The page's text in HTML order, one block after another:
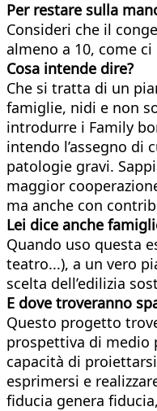
Per restare sulla
Consideri che il
almeno a 10, come
Cosa intende dire?
Che si tratta di un
famiglie, nidi e non
introdurre i Family
intendo l’assegno di
patologie gravi.
maggior
ma anche con
Lei dice anche
Quando uso questa
teatro...), a un vero
scelta dell’edilizia
E dove troveranno
Questo progetto
prospettiva di medio
capacità di
esprimersi e
fiducia genera